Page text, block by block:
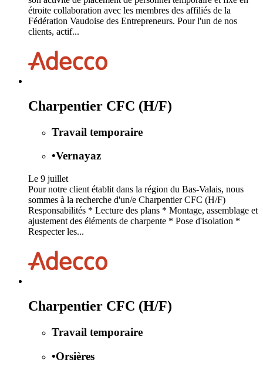
étroite collaboration avec les membres des affiliés de la
Fédération Vaudoise des Entrepreneurs. Pour l'un de nos
clients, actif...
Charpentier CFC (H/F)
Travail temporaire
•Vernayaz
Le 9 juillet
Pour notre client établit dans la région du Bas-Valais, nous
sommes à la recherche d'un/e Charpentier CFC (H/F)
Responsabilités * Lecture des plans * Montage, assemblage et
ajustement des éléments de charpente * Pose d'isolation *
Respecter les...
Charpentier CFC (H/F)
Travail temporaire
•Orsières